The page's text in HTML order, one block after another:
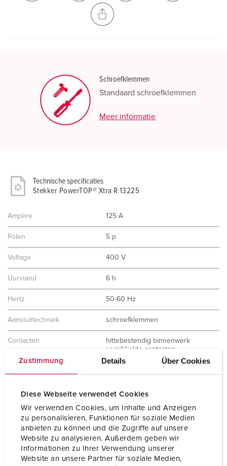
Zustimmung Details Über Cookies
Diese Webseite verwendet Cookies
Wir verwenden Cookies, um Inhalte und Anzeigen
zu personalisieren, Funktionen für soziale Medien
anbieten zu können und die Zugriffe auf unsere
Website zu analysieren. Außerdem geben wir
Informationen zu Ihrer Verwendung unserer
Website an unsere Partner für soziale Medien,
NIEUW LIJST MAKEN
Schroefklemmen
Standaard schroefklemmen
Meer informatie
Technische specificaties
Stekker PowerTOP® Xtra R 13225
Ampère 125 A
Polen 5 p
Voltage 400 V
Uurstand 6 h
Hertz 50-60 Hz
Aansluittechniek schroefklemmen
Contacten
hittebestendig binnenwerk
vernikkelde contacten
Gewicht 1520 g
Certificeringen
CB Zertifikat
VDE
EAC
CQC